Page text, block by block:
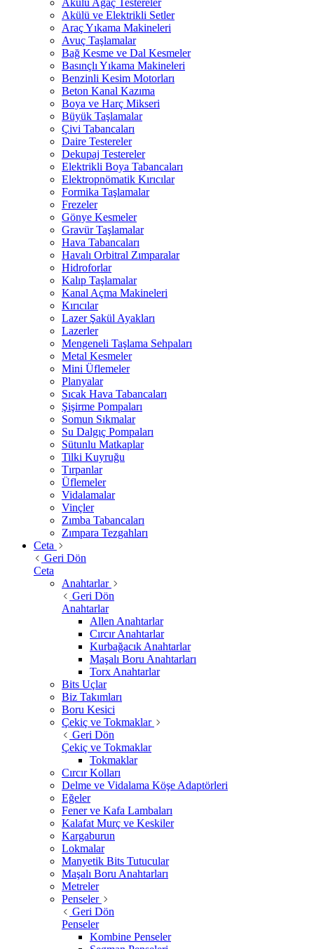
Akülü Ağaç Testereler
Akülü ve Elektrikli Setler
Araç Yıkama Makineleri
Avuç Taşlamalar
Bağ Kesme ve Dal Kesmeler
Basınçlı Yıkama Makineleri
Benzinli Kesim Motorları
Beton Kanal Kazıma
Boya ve Harç Mikseri
Büyük Taşlamalar
Çivi Tabancaları
Daire Testereler
Dekupaj Testereler
Elektrikli Boya Tabancaları
Elektropnömatik Kırıcılar
Formika Taşlamalar
Frezeler
Gönye Kesmeler
Gravür Taşlamalar
Hava Tabancaları
Havalı Orbitral Zımparalar
Hidroforlar
Kalıp Taşlamalar
Kanal Açma Makineleri
Kırıcılar
Lazer Şakül Ayakları
Lazerler
Mengeneli Taşlama Sehpaları
Metal Kesmeler
Mini Üflemeler
Planyalar
Sıcak Hava Tabancaları
Şişirme Pompaları
Somun Sıkmalar
Su Dalgıç Pompaları
Sütunlu Matkaplar
Tilki Kuyruğu
Tırpanlar
Üflemeler
Vidalamalar
Vinçler
Zımba Tabancaları
Zımpara Tezgahları
Ceta
Geri Dön
Ceta
Anahtarlar
Geri Dön
Anahtarlar
Allen Anahtarlar
Cırcır Anahtarlar
Kurbağacık Anahtarlar
Maşalı Boru Anahtarları
Torx Anahtarlar
Bits Uçlar
Biz Takımları
Boru Kesici
Çekiç ve Tokmaklar
Geri Dön
Çekiç ve Tokmaklar
Tokmaklar
Cırcır Kolları
Delme ve Vidalama Köşe Adaptörleri
Eğeler
Fener ve Kafa Lambaları
Kalafat Murç ve Keskiler
Kargaburun
Lokmalar
Manyetik Bits Tutucular
Maşalı Boru Anahtarları
Metreler
Penseler
Geri Dön
Penseler
Kombine Penseler